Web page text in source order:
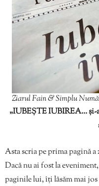
Ziarul Fain & Simplu
„IUBEȘTE IUBIREA… și-
Asta scria pe prima pagină
Dacă nu ai fost la
paginile lui, îți lăsăm mai